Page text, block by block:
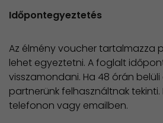
Időpontegyeztetés
Az élmény voucher tartalmazza
lehet egyeztetni. A foglalt
visszamondani. Ha 48 órán
partnerünk felhasználtnak
telefonon vagy emailben.